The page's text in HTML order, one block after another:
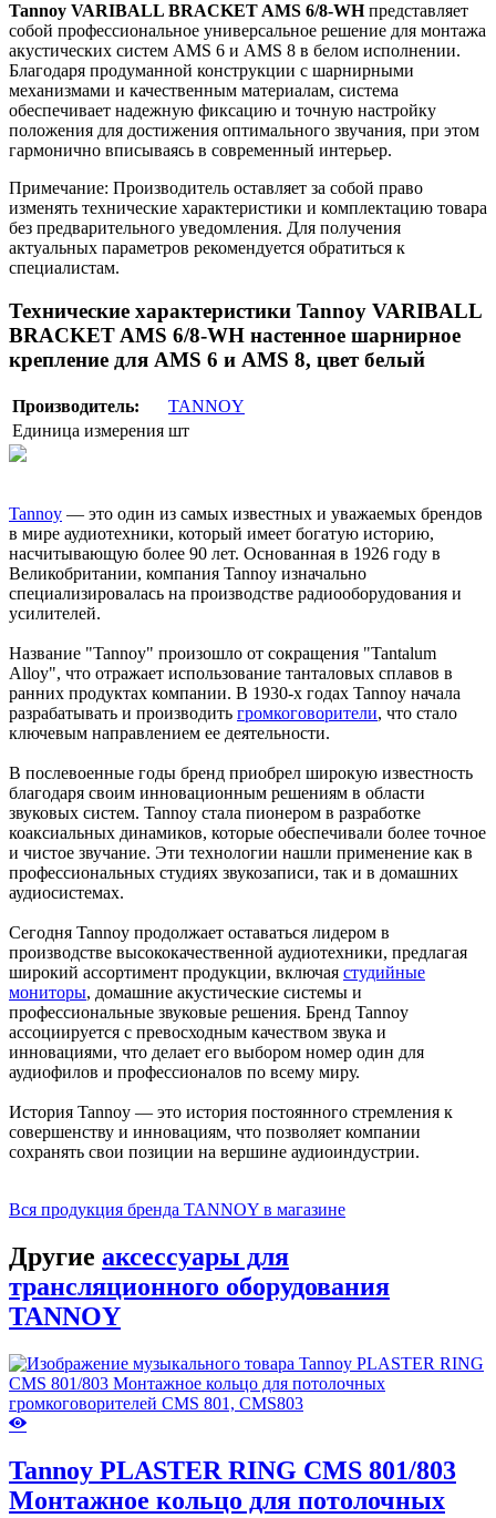
Tannoy VARIBALL BRACKET AMS 6/8-WHпредставляет
собой профессиональное универсальное решение для монтажа
акустических систем AMS 6 и AMS 8 в белом исполнении.
Благодаря продуманной конструкции с шарнирными
механизмами и качественным материалам, система
обеспечивает надежную фиксацию и точную настройку
положения для достижения оптимального звучания, при этом
гармонично вписываясь в современный интерьер.
Примечание: Производитель оставляет за собой право
изменять технические характеристики и комплектацию товара
без предварительного уведомления. Для получения
актуальных параметров рекомендуется обратиться к
специалистам.
Технические характеристики Tannoy VARIBALL
BRACKET AMS 6/8-WH настенное шарнирное
крепление для AMS 6 и AMS 8, цвет белый
Производитель:
TANNOY
Единица измерения шт
Tannoy — это один из самых известных и уважаемых брендов
в мире аудиотехники, который имеет богатую историю,
насчитывающую более 90 лет. Основанная в 1926 году в
Великобритании, компания Tannoy изначально
специализировалась на производстве радиооборудования и
усилителей.
Название "Tannoy" произошло от сокращения "Tantalum
Alloy", что отражает использование танталовых сплавов в
ранних продуктах компании. В 1930-х годах Tannoy начала
разрабатывать и производить громкоговорители, что стало
ключевым направлением ее деятельности.
В послевоенные годы бренд приобрел широкую известность
благодаря своим инновационным решениям в области
звуковых систем. Tannoy стала пионером в разработке
коаксиальных динамиков, которые обеспечивали более точное
и чистое звучание. Эти технологии нашли применение как в
профессиональных студиях звукозаписи, так и в домашних
аудиосистемах.
Сегодня Tannoy продолжает оставаться лидером в
производстве высококачественной аудиотехники, предлагая
широкий ассортимент продукции, включая студийные
мониторы, домашние акустические системы и
профессиональные звуковые решения. Бренд Tannoy
ассоциируется с превосходным качеством звука и
инновациями, что делает его выбором номер один для
аудиофилов и профессионалов по всему миру.
История Tannoy — это история постоянного стремления к
совершенству и инновациям, что позволяет компании
сохранять свои позиции на вершине аудиоиндустрии.
Вся продукция бренда TANNOY в магазине
Другие аксессуары для
трансляционного оборудования
TANNOY
Tannoy PLASTER RING CMS 801/803
Монтажное кольцо для потолочных